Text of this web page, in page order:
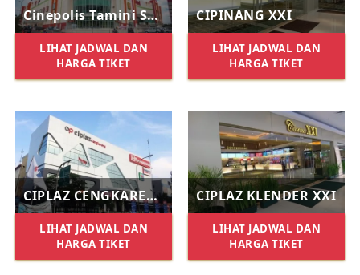
Cinepolis Tamini Square
LIHAT JADWAL DAN
HARGA TIKET
CIPINANG XXI
LIHAT JADWAL DAN
HARGA TIKET
CIPLAZ CENGKARENG XXI
LIHAT JADWAL DAN
HARGA TIKET
CIPLAZ KLENDER XXI
LIHAT JADWAL DAN
HARGA TIKET